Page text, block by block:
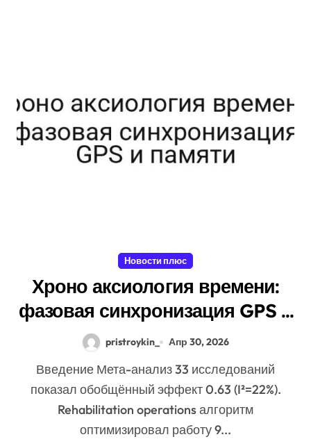
Новости плюс
Хроно аксиология времени:
фазовая синхронизация GPS и
памяти
pristroykin_ Апр 30, 2026
Введение Мета-анализ 33 исследований
показал обобщённый эффект 0.63 (I²=22%).
Rehabilitation operations алгоритм
оптимизировал работу 9...